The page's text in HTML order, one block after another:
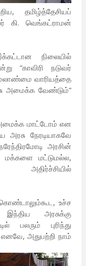
தமிழ்த்தேசியப்
கி. வெங்கட்ராமன்
நிலையில்
“காவிரி நடுவர்
வாரியத்தை
அமைக்க வேண்டும்”
மாட்டோம் என
அரசு நேரடியாகவே
அரசின்
மக்களை மட்டுமல்ல,
அதிர்ச்சியில்
உச்ச
அரசுக்கு
பலரும் புரிந்து
அதுபற்றி நாம்